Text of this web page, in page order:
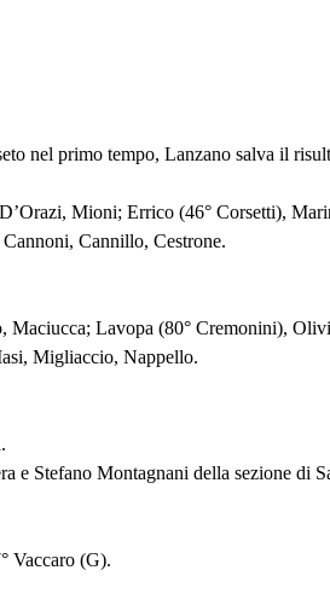
nel primo tempo, Lanzano salva il
Mioni; Errico (46° Corsetti),
Cannillo, Cestrone.
Maciucca; Lavopa (80° Cremonini),
Migliaccio, Nappello.
e Stefano Montagnani della sezione di
Vaccaro (G).